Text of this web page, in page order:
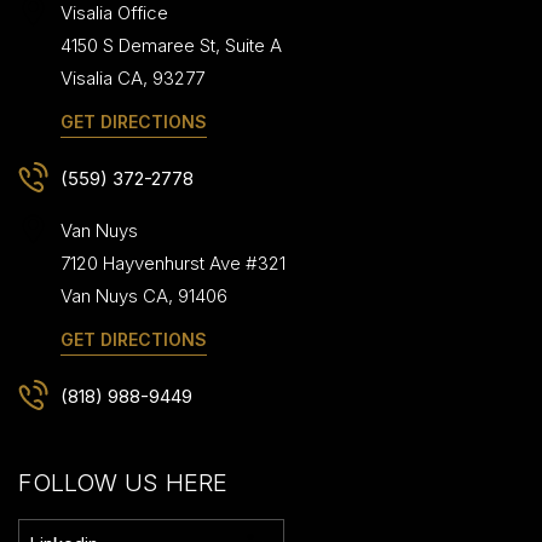
Visalia Office
4150 S Demaree St, Suite A
Visalia CA, 93277
GET DIRECTIONS
(559) 372-2778
Van Nuys
7120 Hayvenhurst Ave #321
Van Nuys CA, 91406
GET DIRECTIONS
(818) 988-9449
FOLLOW US HERE